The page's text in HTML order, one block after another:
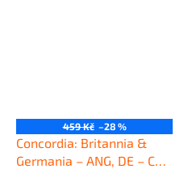
459 Kč –28 %
Concordia: Britannia &
Germania – ANG, DE – CZ